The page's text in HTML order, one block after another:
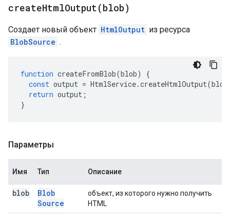
createHtmlOutput(blob)
Создает новый объект HtmlOutput из ресурса
BlobSource .
function createFromBlob(blob)
{
const output = HtmlService.createHtmlOutput(blob
return output ;
}
Параметры
Имя Тип Описание
blob
Blob
Source
объект, из которого нужно получить
HTML